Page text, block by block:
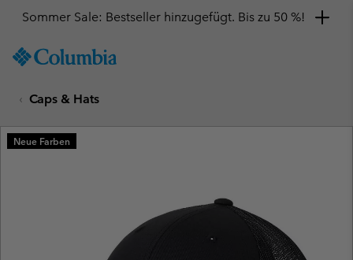
TO
SKIP
MAIN
NAV
Sommer Sale: Bestseller hinzugefügt. Bis zu 50 %!
Caps & Hats
Neue Farben